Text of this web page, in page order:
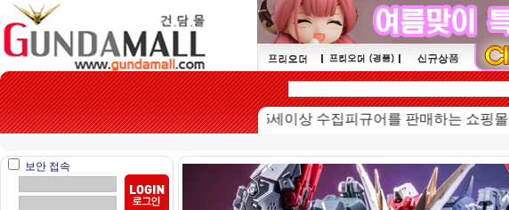
본 쇼핑몰은 15세이상 수집피규어를 판매하는 쇼핑몰입니다.
보안 접속